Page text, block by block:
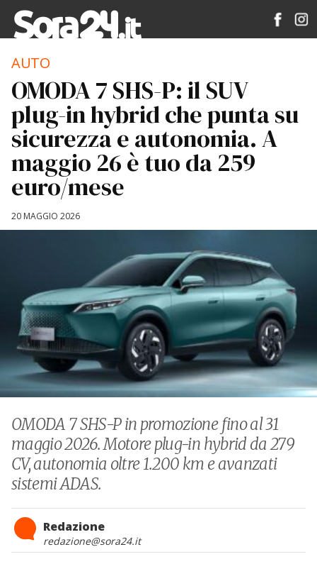
AUTO
OMODA 7 SHS-P: il SUV
plug-in hybrid che punta su
sicurezza e autonomia. A
maggio 26 è tuo da 259
euro/mese
20 MAGGIO 2026
OMODA 7 SHS-P in promozione fino al 31
maggio 2026. Motore plug-in hybrid da 279
CV, autonomia oltre 1.200 km e avanzati
sistemi ADAS.
Redazione
redazione@sora24.it